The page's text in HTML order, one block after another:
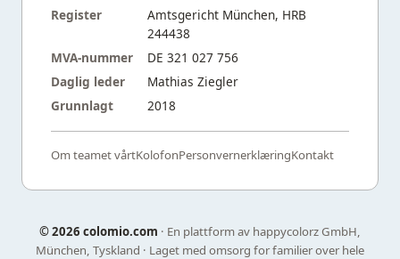
Register
Amtsgericht München, HRB
244438
MVA-nummer
DE 321 027 756
Daglig leder
Mathias Ziegler
Grunnlagt
2018
Om teamet vårtKolofonPersonvernerklæringKontakt
©2026 colomio.com · En plattform av happycolorz GmbH,
München, Tyskland · Laget med omsorg for familier over hele